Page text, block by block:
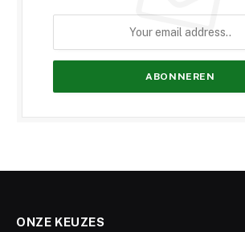
ONZE KEUZES